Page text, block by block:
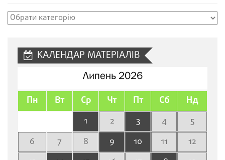
Рубрики
КАЛЕНДАР МАТЕРІАЛІВ
Липень 2026
Пн Вт Ср Чт Пт Сб Нд
1 2 3 4
5
6
7 8 9 10 11
12